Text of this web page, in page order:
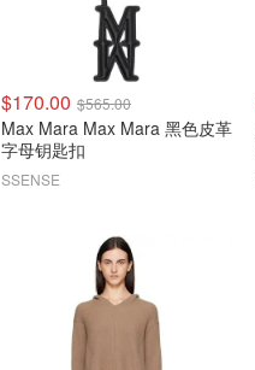
$170.00 $565.00
Max Mara Max Mara 黑色皮革
字母钥匙扣
SSENSE